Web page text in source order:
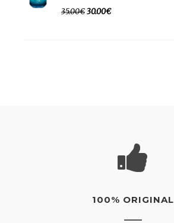
35.00€30.00€
100% ORIGINAL